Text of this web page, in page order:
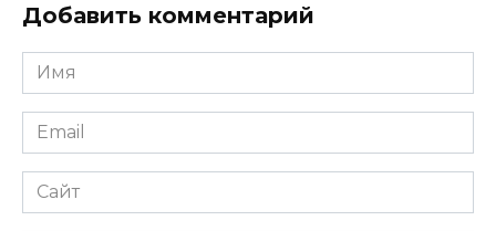
Добавить комментарий
Имя
*
Email
*
Сайт